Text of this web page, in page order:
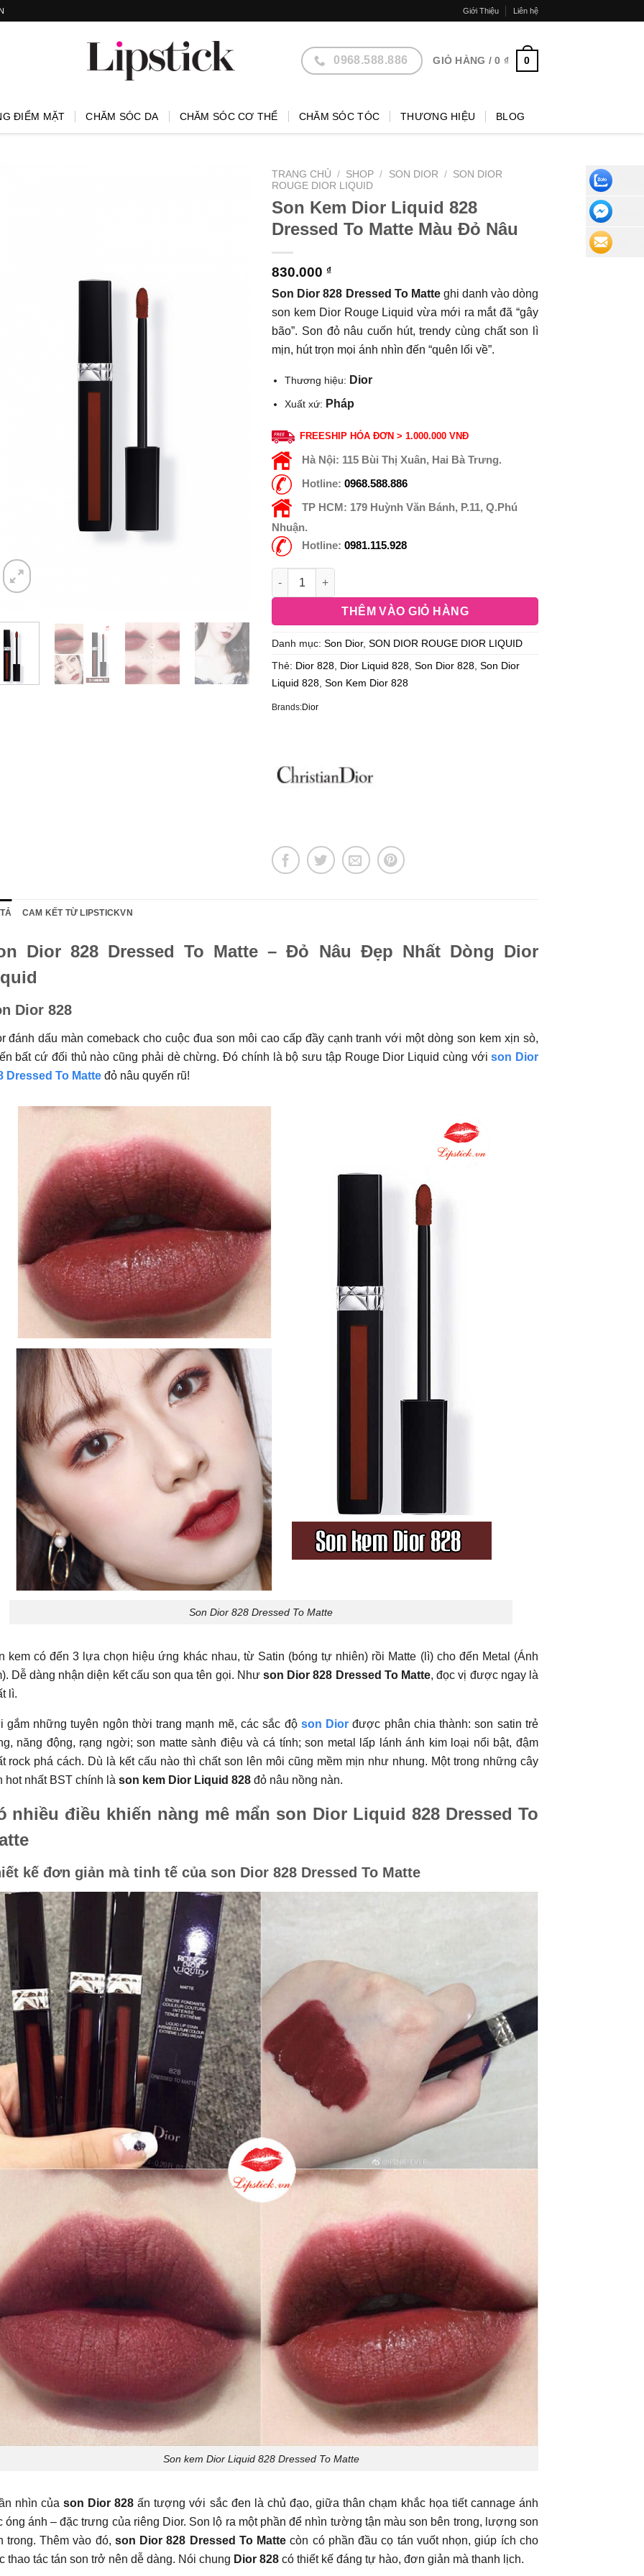
Giới Thiệu Liên hệ
0968.588.886 GIỎ HÀNG /0 ₫ 0
ĐIỂM MẶT CHĂM SÓC DA CHĂM SÓC CƠ THỂ CHĂM SÓC TÓC THƯƠNG HIỆU BLOG
TRANG CHỦ / SHOP / SON DIOR /
SON DIOR
ROUGE DIOR LIQUID
Son Kem Dior Liquid 828
Dressed To Matte Màu Đỏ Nâu
830.000₫
Son Dior 828 Dressed To Matte ghi danh vào dòng
son kem Dior Rouge Liquid vừa mới ra mắt đã “gây
bão”. Son đỏ nâu cuốn hút, trendy cùng chất son lì
mịn, hút trọn mọi ánh nhìn đến “quên lối về”.
Thương hiệu: Dior
Xuất xứ: Pháp
FREESHIP HÓA ĐƠN > 1.000.000 VNĐ
Hà Nội: 115 Bùi Thị Xuân, Hai Bà Trưng.
Hotline:0968.588.886
TP HCM: 179 Huỳnh Văn Bánh, P.11, Q.Phú
Nhuận.
Hotline:0981.115.928
THÊM VÀO GIỎ HÀNG
Danh mục:Son Dior,SON DIOR ROUGE DIOR LIQUID
Thẻ: Dior 828, Dior Liquid 828,Son Dior 828,Son Dior
Liquid 828,Son Kem Dior 828
Brands:Dior
CAM KẾT TỪ LIPSTICKVN
Dior 828 Dressed To Matte – Đỏ Nâu Đẹp Nhất Dòng Dior
Dior 828
đánh dấu màn comeback cho cuộc đua son môi cao cấp đầy cạnh tranh với một dòng son kem xịn sò,
bất cứ đối thủ nào cũng phải dè chừng. Đó chính là bộ sưu tập Rouge Dior Liquid cùng vớison Dior
Dressed To Matteđỏ nâu quyến rũ!
Son Dior 828 Dressed To Matte
kem có đến 3 lựa chọn hiệu ứng khác nhau, từ Satin (bóng tự nhiên) rồi Matte (lì) cho đến Metal (Ánh
Dễ dàng nhận diện kết cấu son qua tên gọi. Như son Dior 828 Dressed To Matte, đọc vị được ngay là
lì.
gắm những tuyên ngôn thời trang mạnh mẽ, các sắc độ son Dior được phân chia thành: son satin trẻ
năng động, rạng ngời; son matte sành điệu và cá tính; son metal lấp lánh ánh kim loại nổi bật, đậm
rock phá cách. Dù là kết cấu nào thì chất son lên môi cũng mềm mịn như nhung. Một trong những cây
hot nhất BST chính là son kem Dior Liquid 828đỏ nâu nồng nàn.
nhiều điều khiến nàng mê mẩn son Dior Liquid 828 Dressed To
kế đơn giản mà tinh tế của son Dior 828 Dressed To Matte
Son kem Dior Liquid 828 Dressed To Matte
nhìn của son Dior 828 ấn tượng với sắc đen là chủ đạo, giữa thân chạm khắc họa tiết cannage ánh
óng ánh – đặc trưng của riêng Dior. Son lộ ra một phần để nhìn tường tận màu son bên trong, lượng son
trong. Thêm vào đó, son Dior 828 Dressed To Mattecòn có phần đầu cọ tán vuốt nhọn, giúp ích cho
thao tác tán son trở nên dễ dàng. Nói chung Dior 828 có thiết kế đáng tự hào, đơn giản mà thanh lịch.